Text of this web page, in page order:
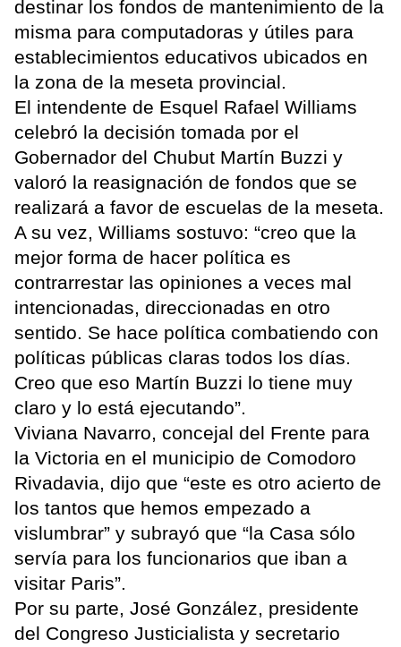
destinar los fondos de mantenimiento de la
misma para computadoras y útiles para
establecimientos educativos ubicados en
la zona de la meseta provincial.
El intendente de Esquel Rafael Williams
celebró la decisión tomada por el
Gobernador del Chubut Martín Buzzi y
valoró la reasignación de fondos que se
realizará a favor de escuelas de la meseta.
A su vez, Williams sostuvo: “creo que la
mejor forma de hacer política es
contrarrestar las opiniones a veces mal
intencionadas, direccionadas en otro
sentido. Se hace política combatiendo con
políticas públicas claras todos los días.
Creo que eso Martín Buzzi lo tiene muy
claro y lo está ejecutando”.
Viviana Navarro, concejal del Frente para
la Victoria en el municipio de Comodoro
Rivadavia, dijo que “este es otro acierto de
los tantos que hemos empezado a
vislumbrar” y subrayó que “la Casa sólo
servía para los funcionarios que iban a
visitar Paris”.
Por su parte, José González, presidente
del Congreso Justicialista y secretario